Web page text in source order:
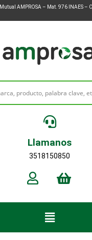
Mutual AMPROSA – Mat. 976 INAES –
Llamanos
3518150850